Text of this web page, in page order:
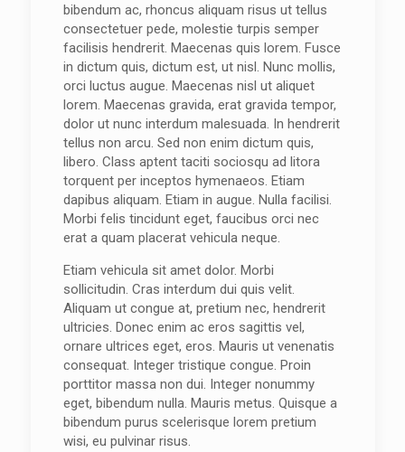
bibendum ac, rhoncus aliquam risus ut tellus
consectetuer pede, molestie turpis semper
facilisis hendrerit. Maecenas quis lorem. Fusce
in dictum quis, dictum est, ut nisl. Nunc mollis,
orci luctus augue. Maecenas nisl ut aliquet
lorem. Maecenas gravida, erat gravida tempor,
dolor ut nunc interdum malesuada. In hendrerit
tellus non arcu. Sed non enim dictum quis,
libero. Class aptent taciti sociosqu ad litora
torquent per inceptos hymenaeos. Etiam
dapibus aliquam. Etiam in augue. Nulla facilisi.
Morbi felis tincidunt eget, faucibus orci nec
erat a quam placerat vehicula neque.
Etiam vehicula sit amet dolor. Morbi
sollicitudin. Cras interdum dui quis velit.
Aliquam ut congue at, pretium nec, hendrerit
ultricies. Donec enim ac eros sagittis vel,
ornare ultrices eget, eros. Mauris ut venenatis
consequat. Integer tristique congue. Proin
porttitor massa non dui. Integer nonummy
eget, bibendum nulla. Mauris metus. Quisque a
bibendum purus scelerisque lorem pretium
wisi, eu pulvinar risus.